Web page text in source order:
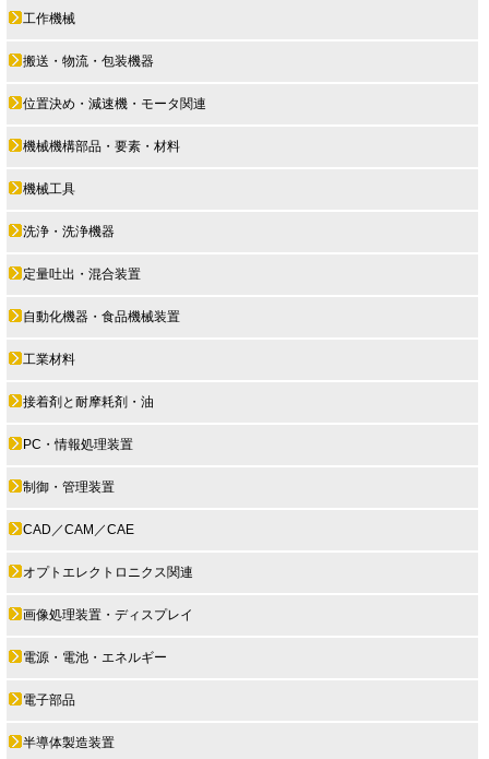
工作機械
搬送・物流・包装機器
位置決め・減速機・モータ関連
機械機構部品・要素・材料
機械工具
洗浄・洗浄機器
定量吐出・混合装置
自動化機器・食品機械装置
工業材料
接着剤と耐摩耗剤・油
PC・情報処理装置
制御・管理装置
CAD／CAM／CAE
オプトエレクトロニクス関連
画像処理装置・ディスプレイ
電源・電池・エネルギー
電子部品
半導体製造装置